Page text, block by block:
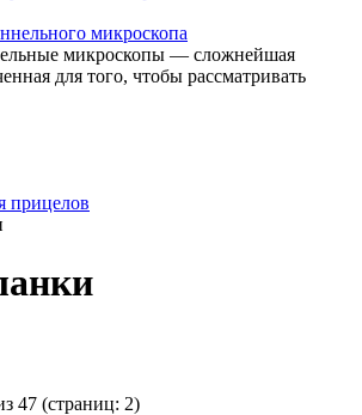
микроскопа
микроскопы — сложнейшая
для того, чтобы рассматривать
прицелов
47 (страниц: 2)